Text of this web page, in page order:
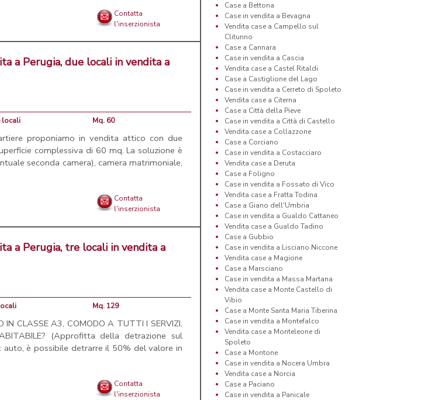
Contatta
l'inserzionista
a Perugia, due locali in vendita a
locali Mq. 60
proponiamo in vendita attico con due
complessiva di 60 mq. La soluzione è
seconda camera), camera matrimoniale,
Contatta
l'inserzionista
a Perugia, tre locali in vendita a
Mq. 129
IN CLASSE A3, COMODO A TUTTI I SERVIZI,
(Approfitta della detrazione sul
è possibile detrarre il 50% del valore in
Contatta
l'inserzionista
Case a Bettona
Case in vendita a Bevagna
Vendita case a Campello sul
Clitunno
Case a Cannara
Case in vendita a Cascia
Vendita case a Castel Ritaldi
Case a Castiglione del Lago
Case in vendita a Cerreto di Spoleto
Vendita case a Citerna
Case a Città della Pieve
Case in vendita a Città di Castello
Vendita case a Collazzone
Case a Corciano
Case in vendita a Costacciaro
Vendita case a Deruta
Case a Foligno
Case in vendita a Fossato di Vico
Vendita case a Fratta Todina
Case a Giano dell'Umbria
Case in vendita a Gualdo Cattaneo
Vendita case a Gualdo Tadino
Case a Gubbio
Case in vendita a Lisciano Niccone
Vendita case a Magione
Case a Marsciano
Case in vendita a Massa Martana
Vendita case a Monte Castello di
Vibio
Case a Monte Santa Maria Tiberina
Case in vendita a Montefalco
Vendita case a Monteleone di
Spoleto
Case a Montone
Case in vendita a Nocera Umbra
Vendita case a Norcia
Case a Paciano
Case in vendita a Panicale